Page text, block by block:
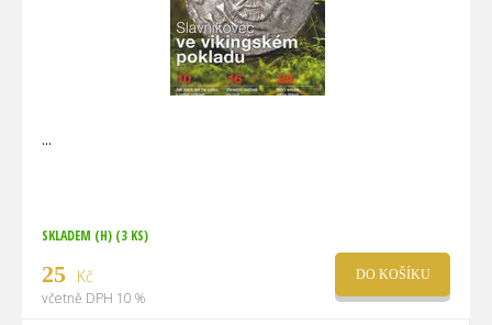
SKLADEM (H) (3 KS)
25 Kč
včetně DPH 10 %
DO KOŠÍKU